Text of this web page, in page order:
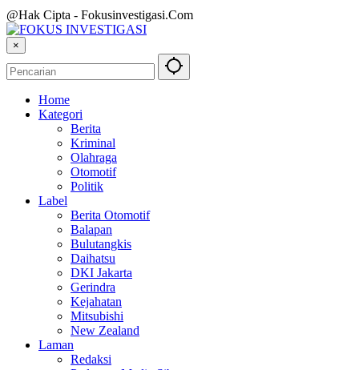
@Hak Cipta - Fokusinvestigasi.Com
×
Home
Kategori
Berita
Kriminal
Olahraga
Otomotif
Politik
Label
Berita Otomotif
Balapan
Bulutangkis
Daihatsu
DKI Jakarta
Gerindra
Kejahatan
Mitsubishi
New Zealand
Laman
Redaksi